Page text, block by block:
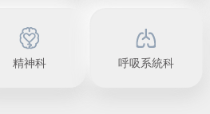
精神科 呼吸系統科